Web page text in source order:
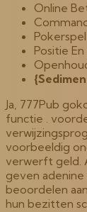
Online
Positie
Ja, 777Pub
functie .
voorbeeldig
verwerft geld.
geven
beoordelen
hun bezitten